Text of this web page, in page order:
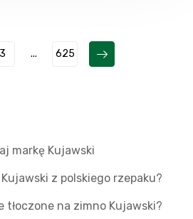
3 ... 625
markę Kujawski
z polskiego rzepaku?
tłoczone na zimno Kujawski?